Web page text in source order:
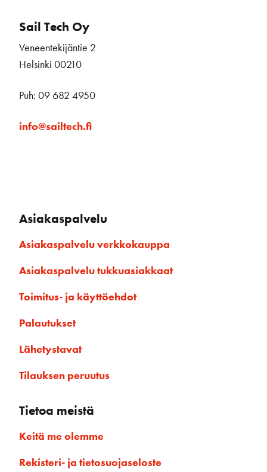
Sail Tech Oy
Veneentekijäntie 2
Helsinki 00210
Puh: 09 682 4950
info@sailtech.fi
Asiakaspalvelu
Asiakaspalvelu verkkokauppa
Asiakaspalvelu tukkuasiakkaat
Toimitus- ja käyttöehdot
Palautukset
Lähetystavat
Tilauksen peruutus
Tietoa meistä
Keitä me olemme
Rekisteri- ja tietosuojaseloste